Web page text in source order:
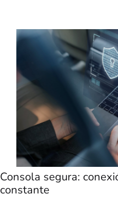
Consola segura:
constante